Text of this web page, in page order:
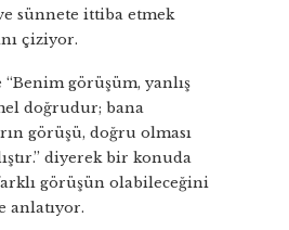
sünnete ittiba etmek
çiziyor.
“Benim görüşüm, yanlış
doğrudur; bana
görüşü, doğru olması
diyerek bir konuda
görüşün olabileceğini
anlatıyor.